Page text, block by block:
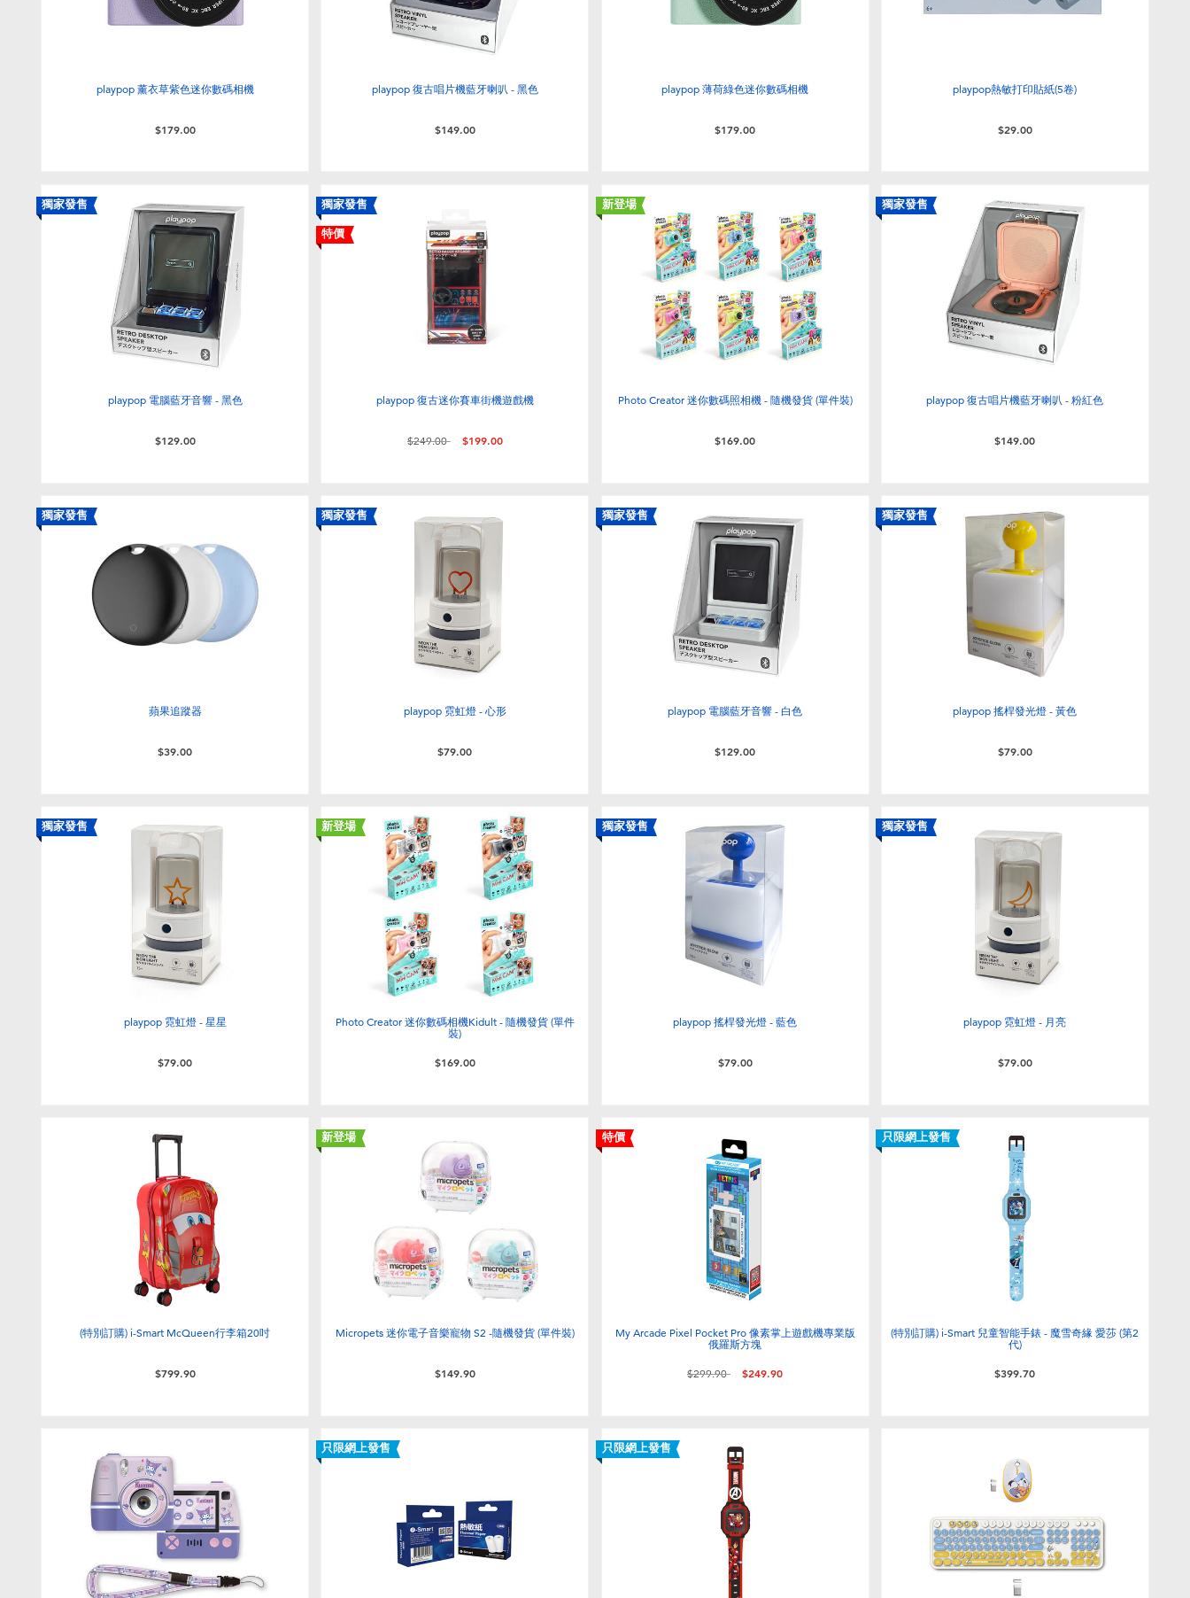
playpop 薰衣草紫色迷你數碼相機
$179.00
playpop 復古唱片機藍牙喇叭 - 黑色
$149.00
playpop 薄荷綠色迷你數碼相機
$179.00
playpop熱敏打印貼紙(5卷)
$29.00
獨家發售
playpop 電腦藍牙音響 - 黑色
$129.00
獨家發售
特價
playpop 復古迷你賽車街機遊戲機
價格從
$249.00至 $199.00
新登場
Photo Creator 迷你數碼照相機 - 隨機發貨 (單件裝)
$169.00
獨家發售
playpop 復古唱片機藍牙喇叭 - 粉紅色
$149.00
獨家發售
蘋果追蹤器
$39.00
獨家發售
playpop 霓虹燈 - 心形
$79.00
獨家發售
playpop 電腦藍牙音響 - 白色
$129.00
獨家發售
playpop 搖桿發光燈 - 黃色
$79.00
獨家發售
playpop 霓虹燈 - 星星
$79.00
新登場
Photo Creator 迷你數碼相機Kidult - 隨機發貨 (單件
裝)
$169.00
獨家發售
playpop 搖桿發光燈 - 藍色
$79.00
獨家發售
playpop 霓虹燈 - 月亮
$79.00
(特別訂購) i-Smart McQueen行李箱20吋
$799.90
新登場
Micropets 迷你電子音樂寵物 S2 -隨機發貨 (單件裝)
$149.90
特價
My Arcade Pixel Pocket Pro 像素掌上遊戲機專業版
俄羅斯方塊
價格從
$299.90至 $249.90
只限網上發售
(特別訂購) i-Smart 兒童智能手錶 - 魔雪奇緣 愛莎 (第2
代)
$399.70
只限網上發售 只限網上發售